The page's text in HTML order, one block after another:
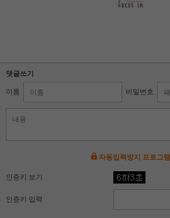
댓글쓰기
이름 비밀번호
자동입력방지 프로그램
인증키 보기
인증키 입력